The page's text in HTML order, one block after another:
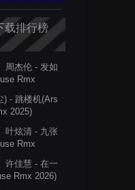
载排行榜
周杰伦 - 发如
Rmx
) - 跳楼机(Ars
2025)
叶炫清 - 九张
Rmx
许佳慧 - 在一
Rmx 2026)